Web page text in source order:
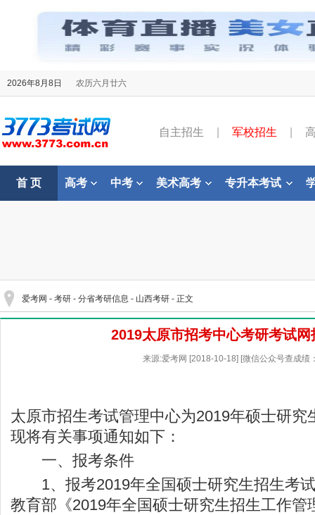
2026年8月8日 农历六月廿六
自主招生 军校招生
首 页 高考 中考 美术高考 专升本考试
爱考网 - 考研 - 分省考研信息 - 山西考研 - 正文
2019太原市招考中心考研考试网
来源:爱考网 [2018-10-18] [微信公众号查成绩
太原市招生考试管理中心为2019年硕士研究
现将有关事项通知如下：
一、报考条件
1、报考2019年全国硕士研究生招生考
教育部《2019年全国硕士研究生招生工作管